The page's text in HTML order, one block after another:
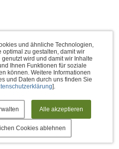
und ähnliche Technologien,
optimal zu gestalten, damit wir
wird und damit wir Inhalte
Ihnen Funktionen für soziale
können. Weitere Informationen
und Daten durch uns finden Sie
].
Alle akzeptieren
Cookies ablehnen